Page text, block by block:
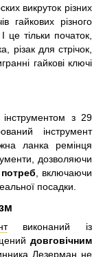
викруток різних
гайкових різного
це тільки початок,
різак для стрічок,
гайкові ключі
з 29
інструмент
ланка ремінця
дозволяючи
, включаючи
посадки.
виконаний із
довговічним
Лезерман не